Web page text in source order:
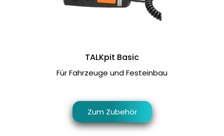
TALKpit Basic
Für Fahrzeuge und Festeinbau
Zum Zubehör